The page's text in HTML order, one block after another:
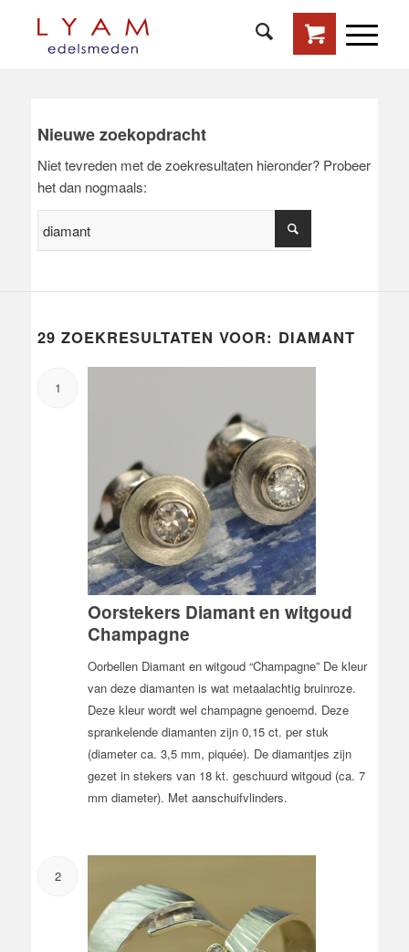
Nieuwe zoekopdracht
Niet tevreden met de zoekresultaten hieronder? Probeer
het dan nogmaals:
29 ZOEKRESULTATEN VOOR: DIAMANT
1
Oorstekers Diamant en witgoud
Champagne
Oorbellen Diamant en witgoud “Champagne” De kleur
van deze diamanten is wat metaalachtig bruinroze.
Deze kleur wordt wel champagne genoemd. Deze
sprankelende diamanten zijn 0,15 ct. per stuk
(diameter ca. 3,5 mm, piquée). De diamantjes zijn
gezet in stekers van 18 kt. geschuurd witgoud (ca. 7
mm diameter). Met aanschuifvlinders.
2